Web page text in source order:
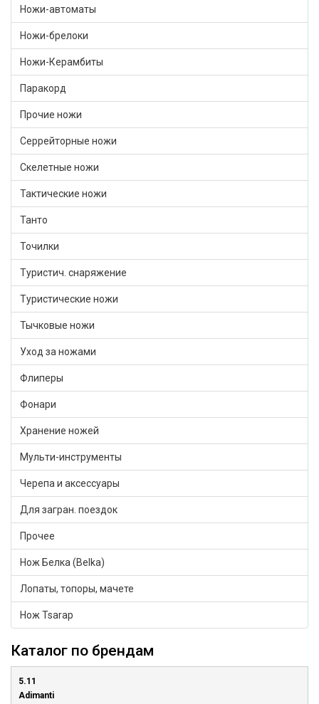
Ножи-автоматы
Ножи-брелоки
Ножи-Керамбиты
Паракорд
Прочие ножи
Серрейторные ножи
Скелетные ножи
Тактические ножи
Танто
Точилки
Туристич. снаряжение
Туристические ножи
Тычковые ножи
Уход за ножами
Флиперы
Фонари
Хранение ножей
Мульти-инструменты
Черепа и аксессуары
Для загран. поездок
Прочее
Нож Белка (Belka)
Лопаты, топоры, мачете
Нож Tsarap
Каталог по брендам
5.11
Adimanti